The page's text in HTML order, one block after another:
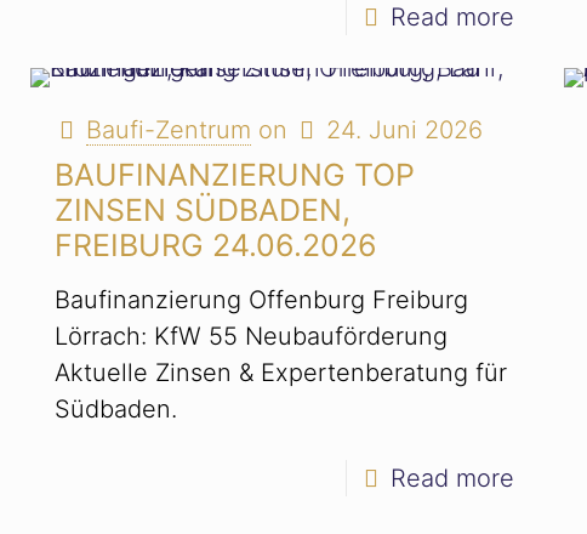
Read more
Baufi-Zentrum on 24. Juni 2026
BAUFINANZIERUNG TOP
ZINSEN SÜDBADEN,
FREIBURG 24.06.2026
Baufinanzierung Offenburg Freiburg
Lörrach: KfW 55 Neubauförderung
Aktuelle Zinsen & Expertenberatung für
Südbaden.
Read more